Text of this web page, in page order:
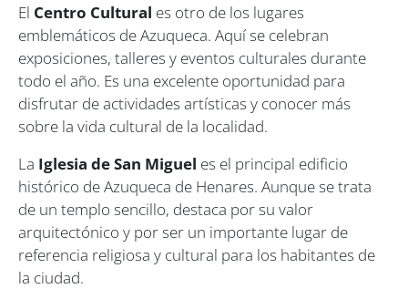
El Centro Cultural es otro de los lugares
emblemáticos de Azuqueca. Aquí se celebran
exposiciones, talleres y eventos culturales durante
todo el año. Es una excelente oportunidad para
disfrutar de actividades artísticas y conocer más
sobre la vida cultural de la localidad.
La Iglesia de San Miguel es el principal edificio
histórico de Azuqueca de Henares. Aunque se trata
de un templo sencillo, destaca por su valor
arquitectónico y por ser un importante lugar de
referencia religiosa y cultural para los habitantes de
la ciudad.